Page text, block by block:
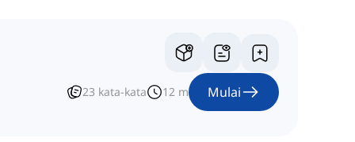
23 kata-kata 12 m Mulai